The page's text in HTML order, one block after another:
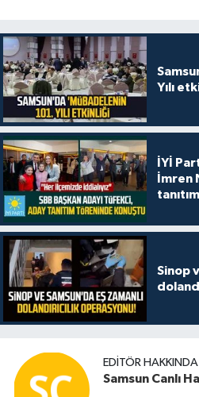
Yılı
İYİ
İmren
Sinop
EDITÖR HAKKINDA
Samsun Canlı